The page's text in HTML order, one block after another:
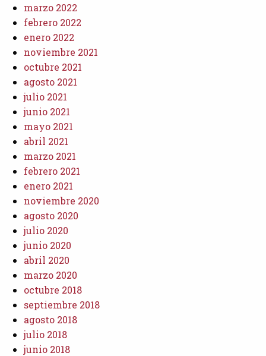
marzo 2022
febrero 2022
enero 2022
noviembre 2021
octubre 2021
agosto 2021
julio 2021
junio 2021
mayo 2021
abril 2021
marzo 2021
febrero 2021
enero 2021
noviembre 2020
agosto 2020
julio 2020
junio 2020
abril 2020
marzo 2020
octubre 2018
septiembre 2018
agosto 2018
julio 2018
junio 2018